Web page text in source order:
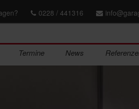
0228 / 441316
Termine News